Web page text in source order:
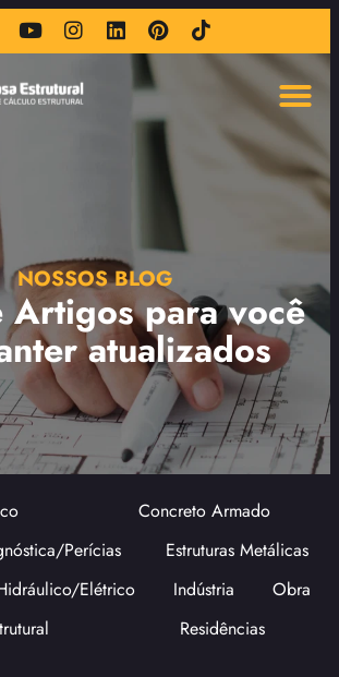
NOSSOS BLOG
Artigos para você
atualizados
Concreto Armado
Perícias
Estruturas Metálicas
Elétrico Indústria
Obra
Residências